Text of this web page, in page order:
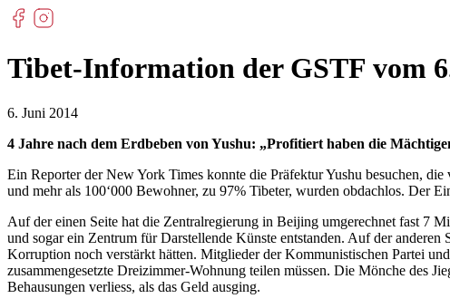
Tibet-Information der GSTF vom
6. Juni 2014
4 Jahre nach dem Erdbeben von Yushu: „Profitiert haben die
Ein Reporter der New York Times konnte die Präfektur Yushu besuchen,
und mehr als 100‘000 Bewohner, zu 97% Tibeter, wurden obdachlos. Der
Auf der einen Seite hat die Zentralregierung in Beijing umgerechnet fast 7
und sogar ein Zentrum für Darstellende Künste entstanden. Auf der
Korruption noch verstärkt hätten. Mitglieder der Kommunistischen Partei
zusammengesetzte Dreizimmer-Wohnung teilen müssen. Die Mönche des
Behausungen verliess, als das Geld ausging.